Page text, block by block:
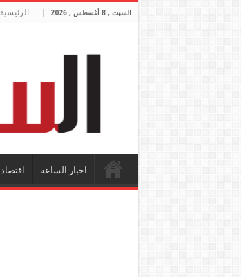
السبت , 8 أغسطس , 2026 الرئيسية
اخبار الساعة اقتصاد